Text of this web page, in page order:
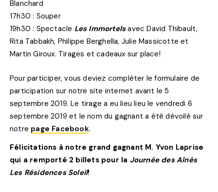
Blanchard
17h30 : Souper
19h30 : Spectacle Les Immortelsavec David Thibault,
Rita Tabbakh, Philippe Berghella, Julie Massicotte et
Martin Giroux. Tirages et cadeaux sur place!
Pour participer, vous deviez compléter le formulaire de
participation sur notre site internet avant le 5
septembre 2019. Le tirage a eu lieu lieu le vendredi 6
septembre 2019 et le nom du gagnant a été dévoilé sur
notre page Facebook.
Félicitations à notre grand gagnant M. Yvon Laprise
qui a remporté 2 billets pour la Journée des Aînés
Les Résidences Soleil!